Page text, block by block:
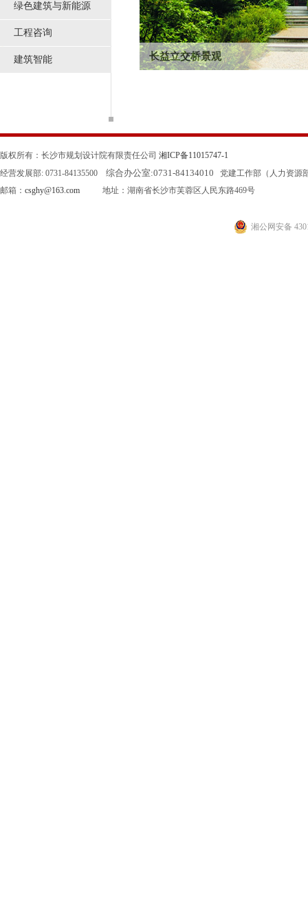
绿色建筑与新能源
工程咨询
建筑智能 长益立交桥景观
版权所有：长沙市规划设计院有限责任公司 湘ICP备11015747-1
经营发展部: 0731-84135500 综合办公室:0731-84134010
党建工作部（人力资源
邮箱： csghy@163.com 地址：湖南省长沙市芙蓉区人民东路469号
湘公网安备